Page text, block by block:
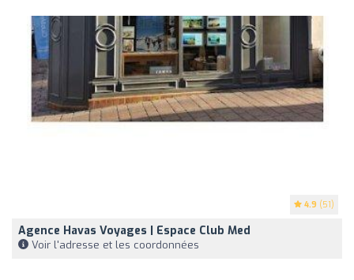
4.9 (51)
Agence Havas Voyages | Espace Club Med
Voir l'adresse et les coordonnées